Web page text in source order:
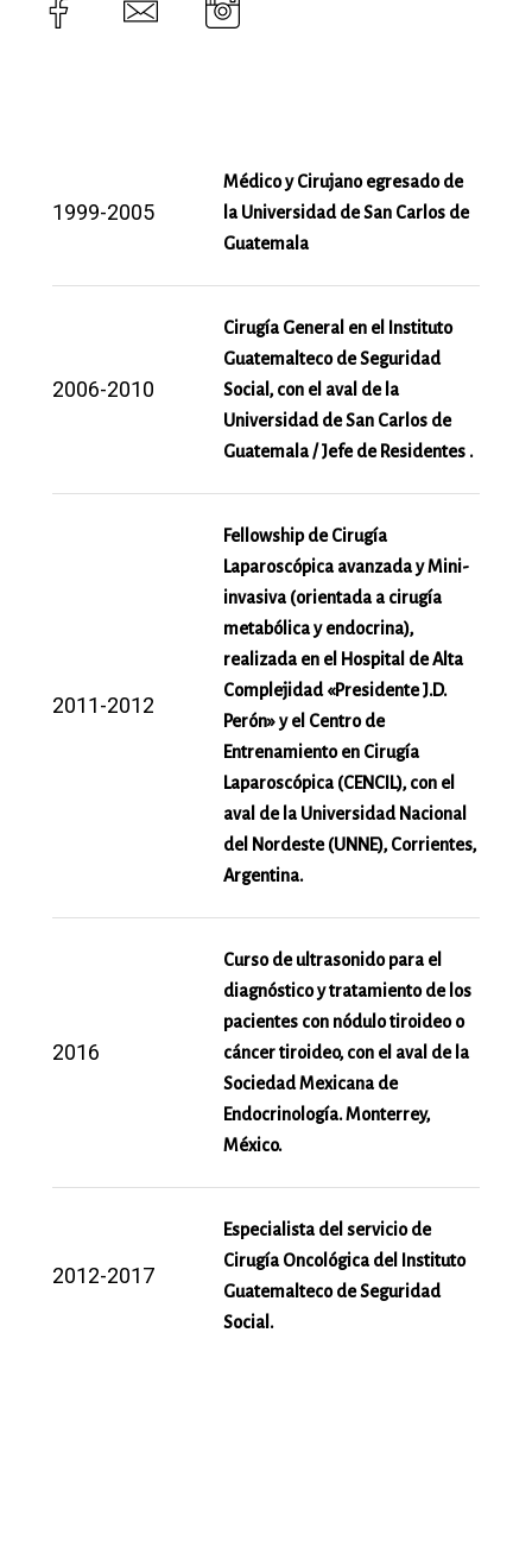
1999-2005
Médico y Cirujano egresado de
la Universidad de San Carlos de
Guatemala
2006-2010
Cirugía General en el Instituto
Guatemalteco de Seguridad
Social, con el aval de la
Universidad de San Carlos de
Guatemala / Jefe de Residentes .
2011-2012
Fellowship de Cirugía
Laparoscópica avanzada y Mini-
invasiva (orientada a cirugía
metabólica y endocrina),
realizada en el Hospital de Alta
Complejidad «Presidente J.D.
Perón» y el Centro de
Entrenamiento en Cirugía
Laparoscópica (CENCIL), con el
aval de la Universidad Nacional
del Nordeste (UNNE), Corrientes,
Argentina.
2016
Curso de ultrasonido para el
diagnóstico y tratamiento de los
pacientes con nódulo tiroideo o
cáncer tiroideo, con el aval de la
Sociedad Mexicana de
Endocrinología. Monterrey,
México.
2012-2017
Especialista del servicio de
Cirugía Oncológica del Instituto
Guatemalteco de Seguridad
Social.